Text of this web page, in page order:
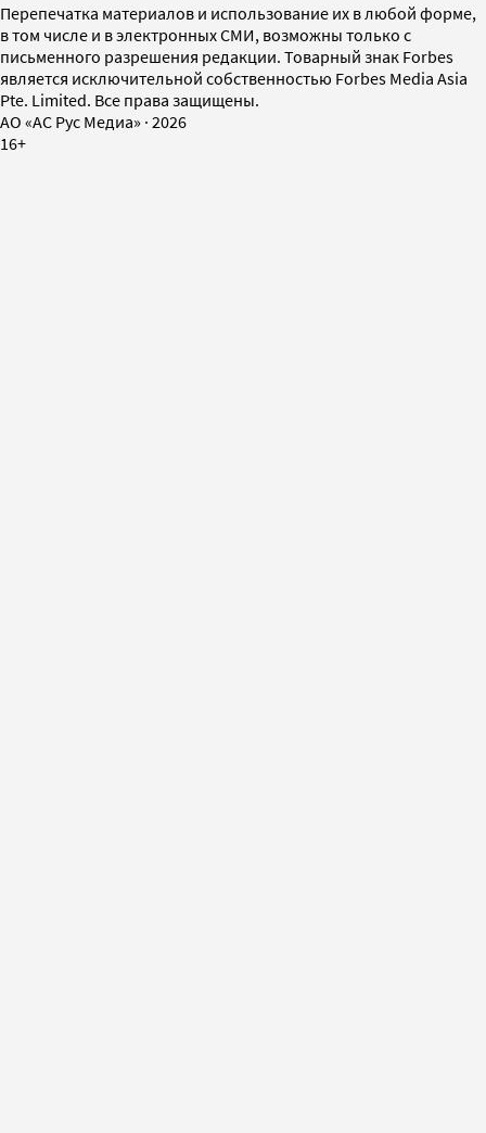
Перепечатка материалов и использование их в любой форме,
в том числе и в электронных СМИ, возможны только с
письменного разрешения редакции. Товарный знак Forbes
является исключительной собственностью Forbes Media Asia
Pte. Limited. Все права защищены.
AO «АС Рус Медиа» · 2026
16+